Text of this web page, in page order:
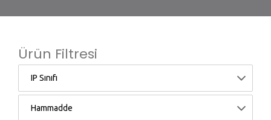
Ürün Filtresi
IP Sınıfı
Hammadde